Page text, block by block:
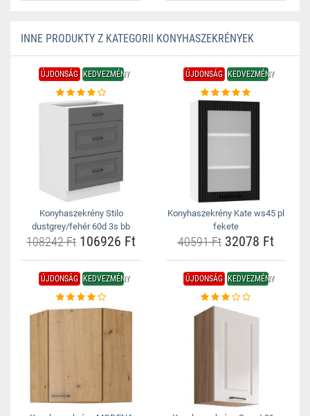
INNE PRODUKTY Z KATEGORII KONYHASZEKRÉNYEK
ÚJDONSÁG KEDVEZMÉNY
Konyhaszekrény Stilo
dustgrey/fehér 60d 3s bb
108242 Ft 106926 Ft
ÚJDONSÁG KEDVEZMÉNY
Konyhaszekrény Kate ws45 pl
fekete
40591 Ft32078 Ft
ÚJDONSÁG KEDVEZMÉNY ÚJDONSÁG KEDVEZMÉNY